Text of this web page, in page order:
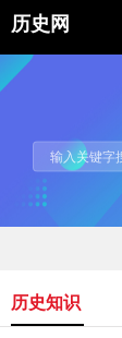
历史网
历史知识